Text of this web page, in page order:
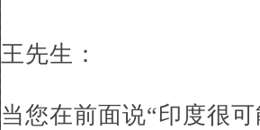
王先生：
当您在前面说“印度很